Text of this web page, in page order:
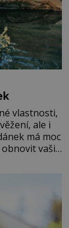
vlastnosti,
ale i
má moc
vaši
života